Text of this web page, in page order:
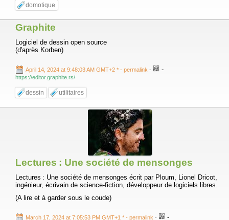
domotique
Graphite
Logiciel de dessin open source
(d'après Korben)
April 14, 2024 at 9:48:03 AM GMT+2 * - permalink - -
https://editor.graphite.rs/
dessin utilitaires
Lectures : Une société de mensonges
Lectures : Une société de mensonges écrit par Ploum, Lionel Dricot,
ingénieur, écrivain de science-fiction, développeur de logiciels libres.
(A lire et à garder sous le coude)
March 17, 2024 at 7:05:53 PM GMT+1 * - permalink - -